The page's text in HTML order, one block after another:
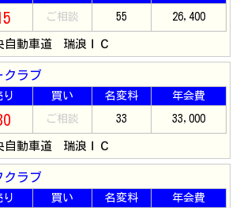
ご相談 55 26,400
自動車道 瑞浪ＩＣ
クラブ
り 買い 名変料 年会費
ご相談 33 33,000
自動車道 瑞浪ＩＣ
クラブ
り 買い 名変料
年会費